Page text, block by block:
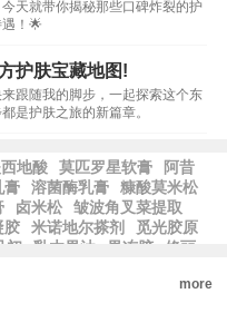
天就带你揭秘那些口碑炸裂的护
！🌟
护肤宝藏地图!
跟随我的脚步，一起探索这个东
是护肤之旅的新篇章。
地酸 莫匹罗星软膏
阿昔
膏 溶菌酶乳膏
糠酸莫米松
卤米松
皱波角叉菜提取
胶 米诺地尔搽剂
觅光胶原
初 乳木果油 果冻胶
修丽
阿芙精more